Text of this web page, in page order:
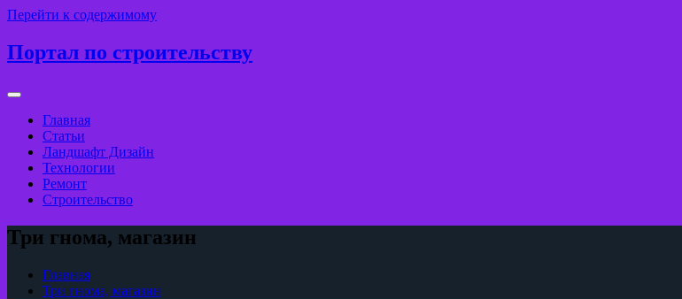
Перейти к содержимому
Портал по строительству
Главная
Статьи
Ландшафт Дизайн
Технологии
Ремонт
Строительство
Три гнома, магазин
Главная
Три гнома, магазин